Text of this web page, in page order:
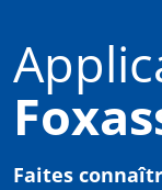
Faites